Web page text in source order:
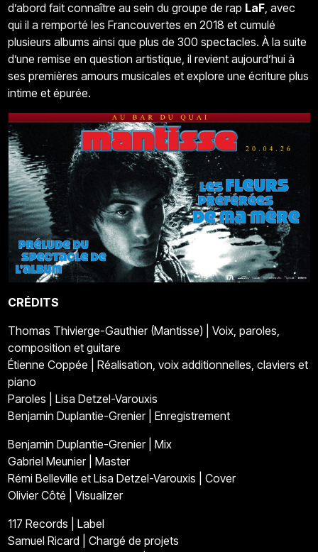
d’abord fait connaître au sein du groupe de rap LaF, avec
qui il a remporté les Francouvertes en 2018 et cumulé
plusieurs albums ainsi que plus de 300 spectacles. À la suite
d’une remise en question artistique, il revient aujourd’hui à
ses premières amours musicales et explore une écriture plus
intime et épurée.
CRÉDITS
Thomas Thivierge-Gauthier (Mantisse) | Voix, paroles,
composition et guitare
Étienne Coppée | Réalisation, voix additionnelles, claviers et
piano
Paroles | Lisa Detzel-Varouxis
Benjamin Duplantie-Grenier | Enregistrement
Benjamin Duplantie-Grenier | Mix
Gabriel Meunier | Master
Rémi Belleville et Lisa Detzel-Varouxis | Cover
Olivier Côté | Visualizer
117 Records | Label
Samuel Ricard | Chargé de projets